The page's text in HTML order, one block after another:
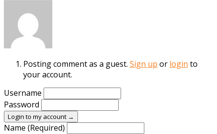
Posting comment as a guest. Sign up or login to
your account.
Username
Password
Login to my account →
Name (Required)